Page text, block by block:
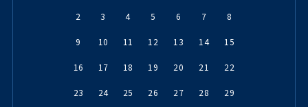
2 3 4 5 6 7 8
9 10 11 12 13 14 15
16 17 18 19 20 21 22
23 24 25 26 27 28 29